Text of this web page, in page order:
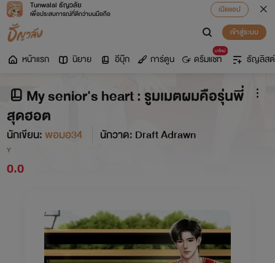
Tunwalai ธัญวลัย
เพื่อประสบการณ์ที่ดีกว่าบนมือถือ
เปิดแอป
เข้าสู่ระบบ
หน้าแรก นิยาย อีบุ๊ก การ์ตูน
มาใหม่
ดรีมแชท ธัญลิสต์
My senior's heart : รูมเมตผมคือรุ่นพี่
สุดฮอต
นักเขียน:พอมอ34 นักวาด: Draft Adrawn
Y
0.0